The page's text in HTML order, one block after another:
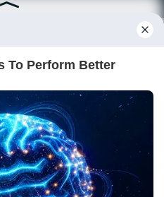
Daftar
Kami
Karier
Pedoman Media Siber
Hubungi Kami
dilindungi Undang-undang.